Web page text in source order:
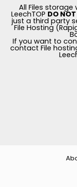
All Files
LeechTOP DO NOT
just a third party
File Hosting
If you want to
contact File